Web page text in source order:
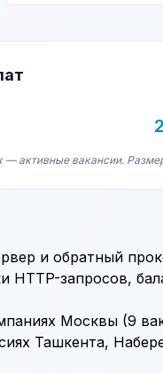
— активные вакансии.
и обратный
HTTP-запросов,
Москвы (9
Ташкента,